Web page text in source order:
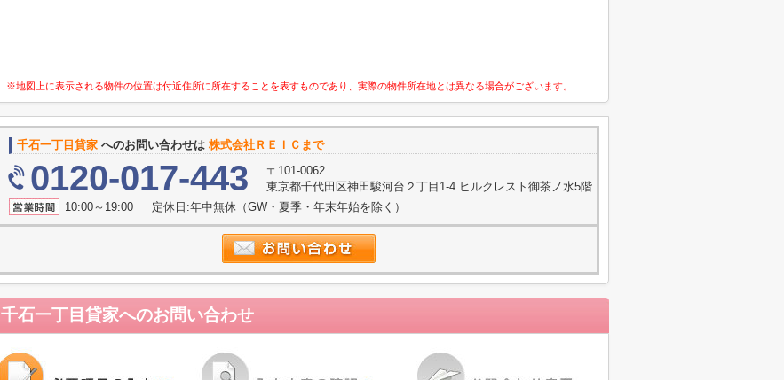
※地図上に表示される物件の位置は付近住所に所在することを表すものであり、実際の物件所在地とは異なる場合がございます。
千石一丁目貸家 へのお問い合わせは 株式会社ＲＥＩＣまで
0120-017-443
〒101-0062
東京都千代田区神田駿河台２丁目1-4 ヒルクレスト御茶ノ水5階
10:00～19:00 定休日:年中無休（GW・夏季・年末年始を除く）
千石一丁目貸家へのお問い合わせ